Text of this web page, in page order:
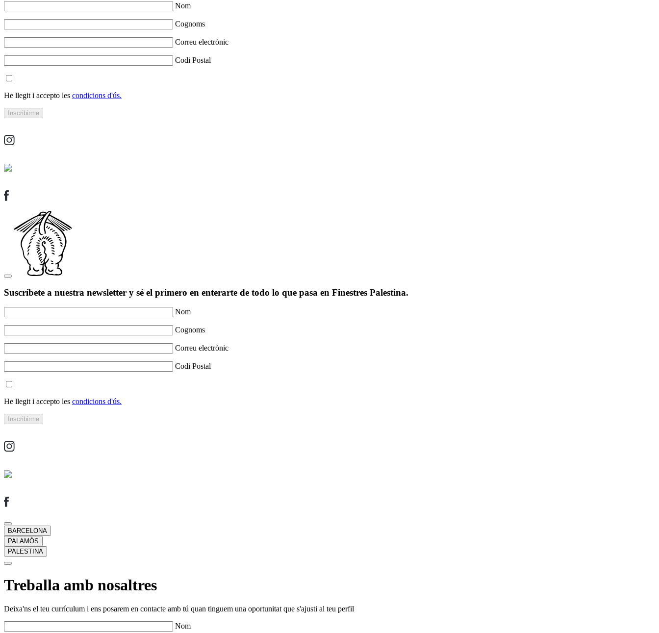
Nom
Cognoms
Correu electrònic
Codi Postal
He llegit i accepto les condicions d'ús.
Suscríbete a nuestra newsletter y sé el primero en enterarte de todo lo que pasa en Finestres Palestina.
Nom
Cognoms
Correu electrònic
Codi Postal
He llegit i accepto les condicions d'ús.
BARCELONA
PALAMÓS
PALESTINA
Treballa amb nosaltres
Deixa'ns el teu currículum i ens posarem en contacte amb tú quan tinguem una oportunitat que s'ajusti al teu perfil
Nom